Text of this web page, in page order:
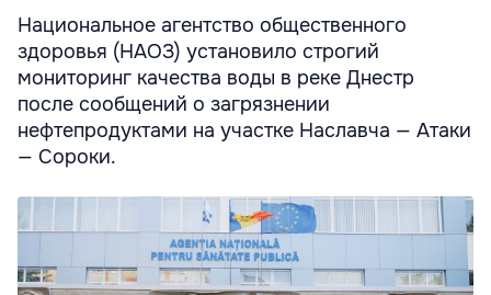
Национальное агентство общественного
здоровья (НАОЗ) установило строгий
мониторинг качества воды в реке Днестр
после сообщений о загрязнении
нефтепродуктами на участке Наславча — Атаки
— Сороки.